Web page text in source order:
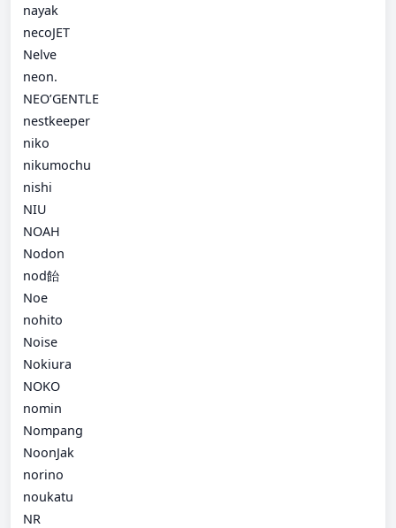
nayak
necoJET
Nelve
neon.
NEO’GENTLE
nestkeeper
niko
nikumochu
nishi
NIU
NOAH
Nodon
nod飴
Noe
nohito
Noise
Nokiura
NOKO
nomin
Nompang
NoonJak
norino
noukatu
NR